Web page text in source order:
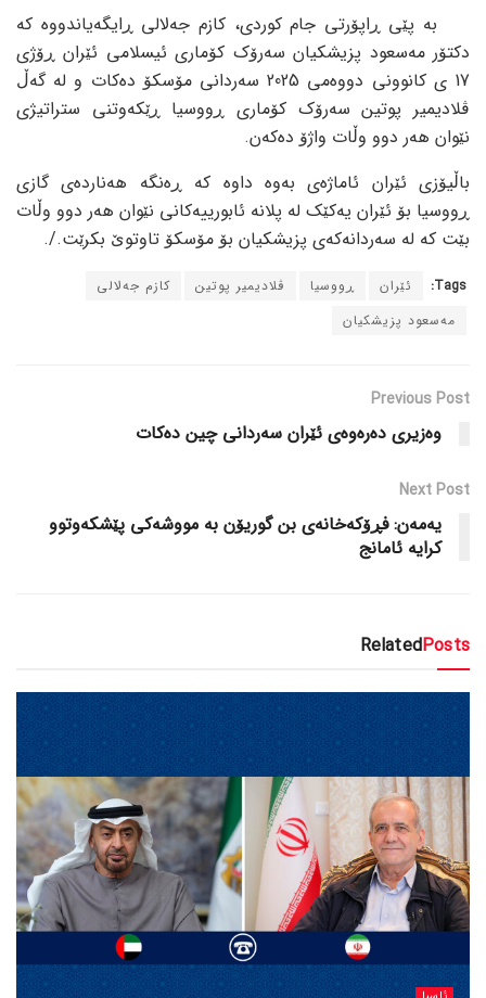
بە پێی ڕاپۆرتی جام کوردی، کازم جەلالی ڕایگەیاندووە کە
دکتۆر مەسعود پزیشکیان سەرۆک کۆماری ئیسلامی ئێران ڕۆژی
17 ی کانوونی دووەمی 2025 سەردانی مۆسکۆ دەکات و لە گەڵ
ڤلادیمیر پوتین سەرۆک کۆماری ڕووسیا ڕێکەوتنی ستراتیژی
نێوان هەر دوو وڵات واژۆ دەکەن.
باڵیۆزی ئێران ئاماژەی بەوە داوە کە ڕەنگە هەناردەی گازی
ڕووسیا بۆ ئێران یەکێک لە پلانە ئابورییەکانی نێوان هەر دوو وڵات
بێت کە لە سەردانەکەی پزیشکیان بۆ مۆسکۆ تاوتوێ بکرێت./.
Tags: ئێران ڕووسیا ڤلادیمیر پوتین
کازم جەلالی
مەسعود پزیشکیان
Previous Post
وەزیری دەرەوەی ئێران سەردانی چین دەکات
Next Post
یەمەن: فڕۆکەخانەی بن گوریۆن بە مووشەکی پێشکەوتوو
کرایە ئامانج
RelatedPosts